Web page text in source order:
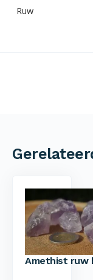
Ruw
Amethist ruw